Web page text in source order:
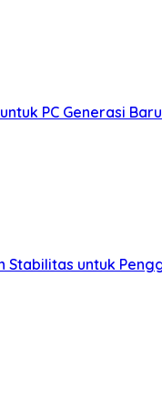
PC Generasi Baru
Stabilitas untuk